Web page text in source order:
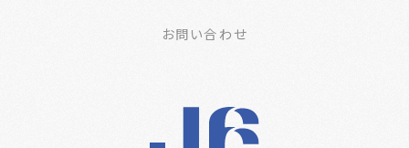
お問い合わせ